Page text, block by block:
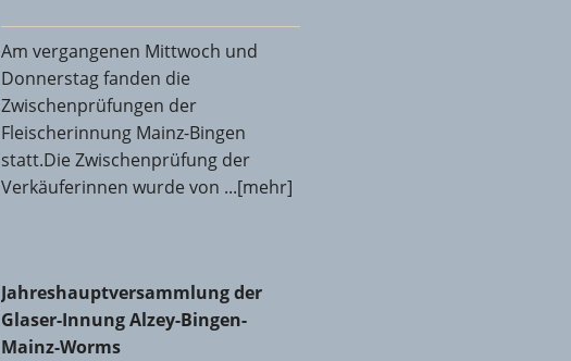
Am vergangenen Mittwoch und
Donnerstag fanden die
Zwischenprüfungen der
Fleischerinnung Mainz-Bingen
statt.Die Zwischenprüfung der
Verkäuferinnen wurde von ...[mehr]
Jahreshauptversammlung der Glaser-Innung Alzey-Bingen-Mainz-
Worms
Jahreshauptversammlung der
Glaser-Innung Alzey-Bingen-
Mainz-Worms